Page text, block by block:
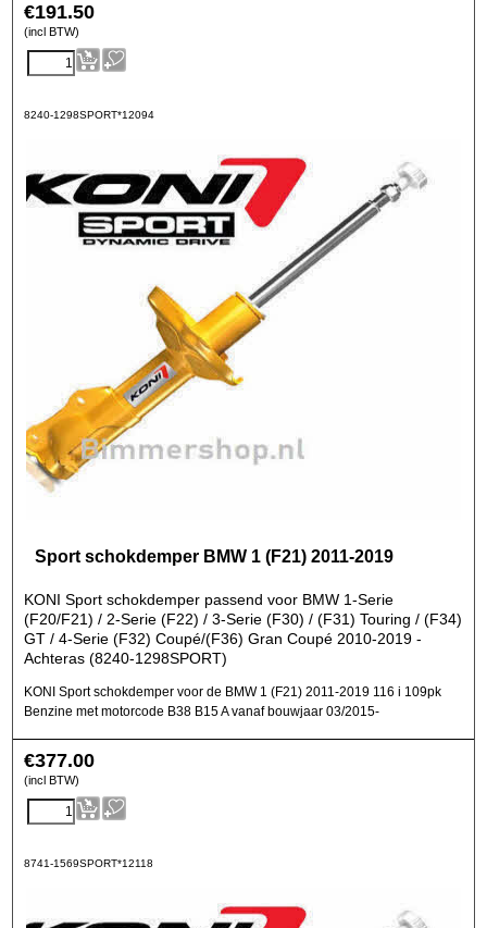
€191.50
(incl BTW)
8240-1298SPORT*12094
Sport schokdemper BMW 1 (F21) 2011-2019
KONI Sport schokdemper passend voor BMW 1-Serie
(F20/F21) / 2-Serie (F22) / 3-Serie (F30) / (F31) Touring / (F34)
GT / 4-Serie (F32) Coupé/(F36) Gran Coupé 2010-2019 -
Achteras (8240-1298SPORT)
KONI Sport schokdemper voor de BMW 1 (F21) 2011-2019 116 i 109pk
Benzine met motorcode B38 B15 A vanaf bouwjaar 03/2015-
€377.00
(incl BTW)
8741-1569SPORT*12118